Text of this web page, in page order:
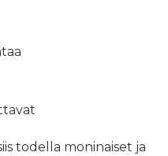
todella moninaiset ja